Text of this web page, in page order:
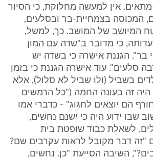
אין למעשה מחלוקת, כי הסיור
המכוסה בצמחיית-בר ובסלעים,
המיושב של המושב. כך, למשל,
כי מדובר ב"שדה עם המון
בר". הגננת אישרה כי בשדה יש
סלעים". עוד אישרה הגננת כי בזמן
בשביל (ולוּ שביל לא סלול), אלא
זה בעונה החמה ("כל הרמשים
הם יוצאים לחגוג" - כדברי אמו
שבו ידוע היה כי ישנם נחשים,
לשאלת כבוד שופטת בית
דבר מקובל לראות עקרבים שם?
השיבה הסייעת "כן. נחשים,